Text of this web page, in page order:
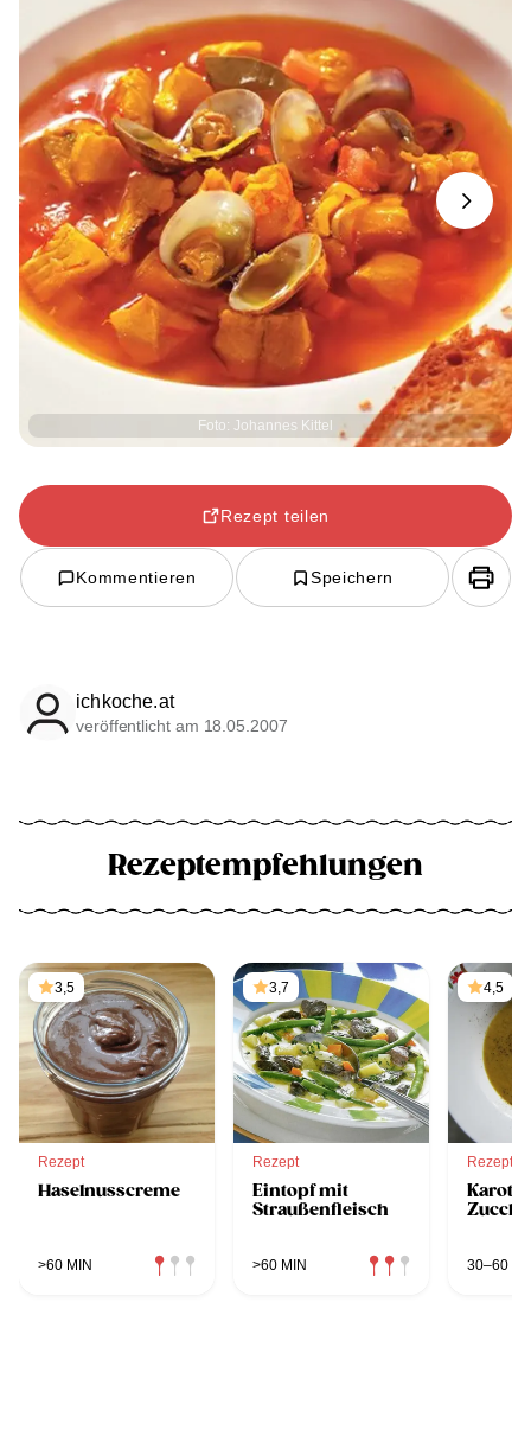
Foto: Johannes Kittel
Next
Rezept teilen
Kommentieren Speichern
ichkoche.at
veröffentlicht am 18.05.2007
Rezeptempfehlungen
3,5
Rezept
Haselnusscreme
>60 MIN
3,7
Rezept
Eintopf mit
Straußenfleisch
>60 MIN
4,5
Rezept
30–60